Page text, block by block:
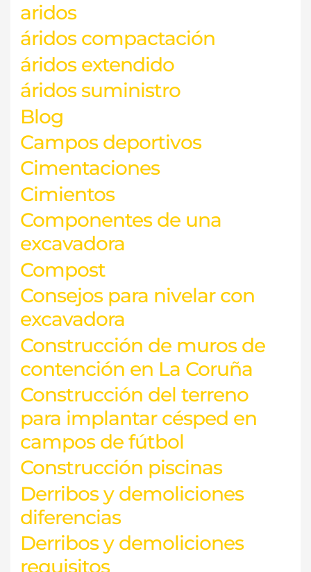
aridos
áridos compactación
áridos extendido
áridos suministro
Blog
Campos deportivos
Cimentaciones
Cimientos
Componentes de una
excavadora
Compost
Consejos para nivelar con
excavadora
Construcción de muros de
contención en La Coruña
Construcción del terreno
para implantar césped en
campos de fútbol
Construcción piscinas
Derribos y demoliciones
diferencias
Derribos y demoliciones
requisitos